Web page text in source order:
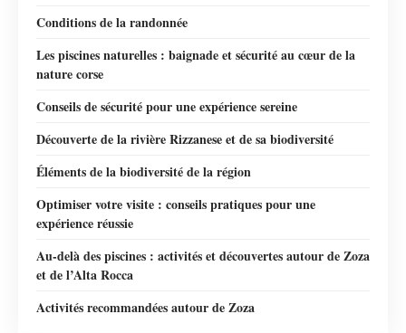
Conditions de la randonnée
Les piscines naturelles : baignade et sécurité au cœur de la
nature corse
Conseils de sécurité pour une expérience sereine
Découverte de la rivière Rizzanese et de sa biodiversité
Éléments de la biodiversité de la région
Optimiser votre visite : conseils pratiques pour une
expérience réussie
Au-delà des piscines : activités et découvertes autour de Zoza
et de l’Alta Rocca
Activités recommandées autour de Zoza